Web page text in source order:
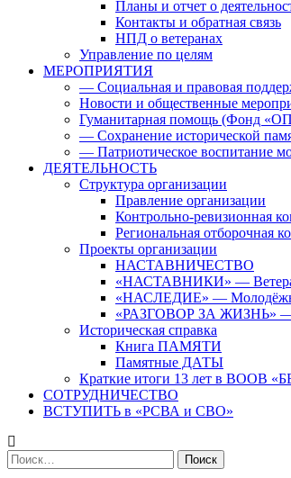
Планы и отчет о
Контакты и обратная связь
НПД о ветеранах
Управление по целям
МЕРОПРИЯТИЯ
— Социальная и правовая
Новости и общественные
Гуманитарная помощь (Фонд
— Сохранение исторической
— Патриотическое воспитание
ДЕЯТЕЛЬНОСТЬ
Структура организации
Правление организации
Контрольно-ревизионная
Региональная отборочная
Проекты организации
НАСТАВНИЧЕСТВО
«НАСТАВНИКИ» —
«НАСЛЕДИЕ» —
«РАЗГОВОР ЗА ЖИЗНЬ» —
Историческая справка
Книга ПАМЯТИ
Памятные ДАТЫ
Краткие итоги 13 лет в ВООВ
СОТРУДНИЧЕСТВО
ВСТУПИТЬ в «РСВА и СВО»
Найти: